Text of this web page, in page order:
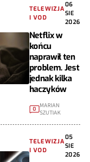
TELEWIZJA
I VOD
06
SIE
2026
Netflix w
końcu
naprawił ten
problem. Jest
jednak kilka
haczyków
0
MARIAN
SZUTIAK
TELEWIZJA
I VOD
05
SIE
2026